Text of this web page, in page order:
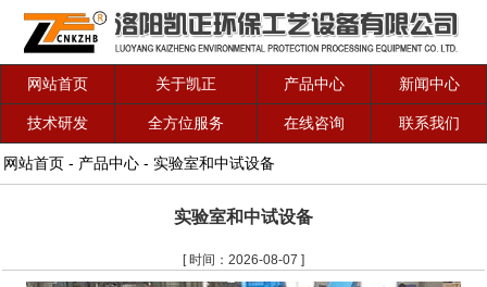
网站首页 关于凯正 产品中心 新闻中心
技术研发 全方位服务 在线咨询 联系我们
网站首页 - 产品中心 - 实验室和中试设备
实验室和中试设备
[ 时间：2026-08-07 ]